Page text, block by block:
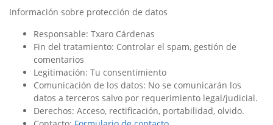
Información sobre protección de datos
Responsable: Txaro Cárdenas
Fin del tratamiento: Controlar el spam, gestión de
comentarios
Legitimación: Tu consentimiento
Comunicación de los datos: No se comunicarán los
datos a terceros salvo por requerimiento legal/judicial.
Derechos: Acceso, rectificación, portabilidad, olvido.